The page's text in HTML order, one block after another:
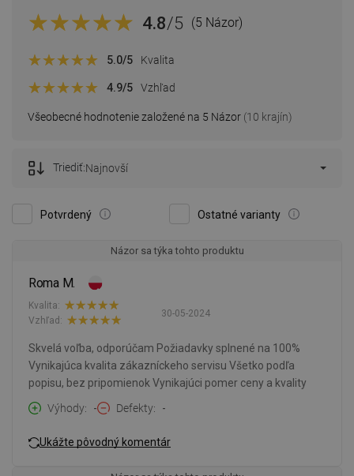
4.8/5 (5 Názor)
Všeobecné hodnotenie založené na 5 Názor (10 krajín)
5.0/5 Kvalita
4.9/5 Vzhľad
Potvrdený Ostatné varianty
Triediť:Najnovší
Názor sa týka tohto produktu
Roma M.
30-05-2024
Kvalita:
Vzhľad:
Skvelá voľba, odporúčam Požiadavky splnené na 100%
Vynikajúca kvalita zákazníckeho servisu Všetko podľa
popisu, bez pripomienok Vynikajúci pomer ceny a kvality
Výhody
- Defekty -
Ukážte pôvodný komentár